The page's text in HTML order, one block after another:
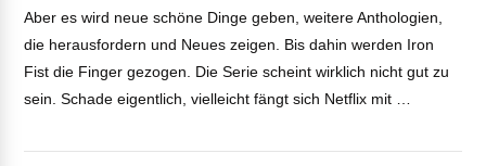
Aber es wird neue schöne Dinge geben, weitere Anthologien,
die herausfordern und Neues zeigen. Bis dahin werden Iron
Fist die Finger gezogen. Die Serie scheint wirklich nicht gut zu
sein. Schade eigentlich, vielleicht fängt sich Netflix mit …